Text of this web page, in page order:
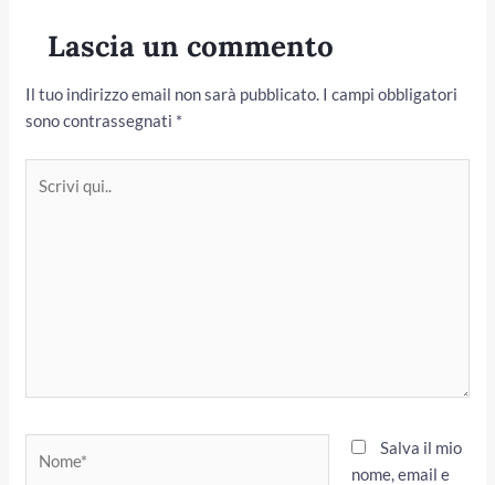
Lascia un commento
Il tuo indirizzo email non sarà pubblicato. I campi obbligatori
sono contrassegnati *
qui..
Salva il mio
nome, email e